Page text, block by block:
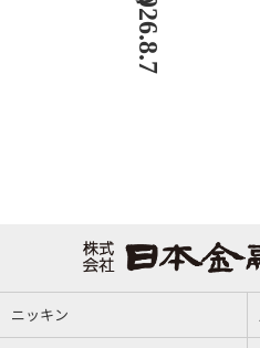
ニッキン